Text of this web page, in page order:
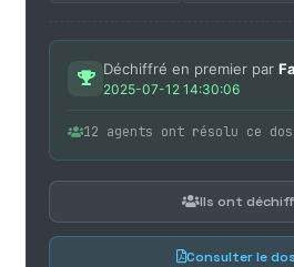
Déchiffré en premier par
2025-07-12 14:30:06
12 agents ont résolu ce
Ils ont
Consulter le